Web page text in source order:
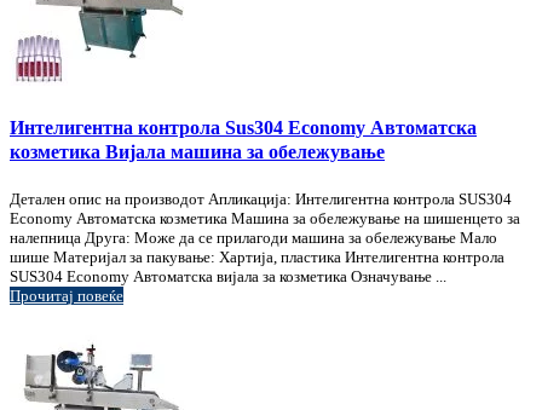
Интелигентна контрола Sus304 Economy Автоматска
козметика Вијала машина за обележување
Детален опис на производот Апликација: Интелигентна контрола SUS304
Economy Автоматска козметика Машина за обележување на шишенцето за
налепница Друга: Може да се прилагоди машина за обележување Мало
шише Материјал за пакување: Хартија, пластика Интелигентна контрола
SUS304 Economy Автоматска вијала за козметика Означување ...
Прочитај повеќе